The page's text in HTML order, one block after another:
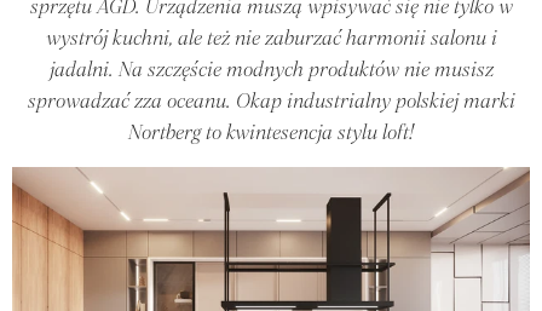
sprzętu AGD. Urządzenia muszą wpisywać się nie tylko w
wystrój kuchni, ale też nie zaburzać harmonii salonu i
jadalni. Na szczęście modnych produktów nie musisz
sprowadzać zza oceanu. Okap industrialny polskiej marki
Nortberg to kwintesencja stylu loft!